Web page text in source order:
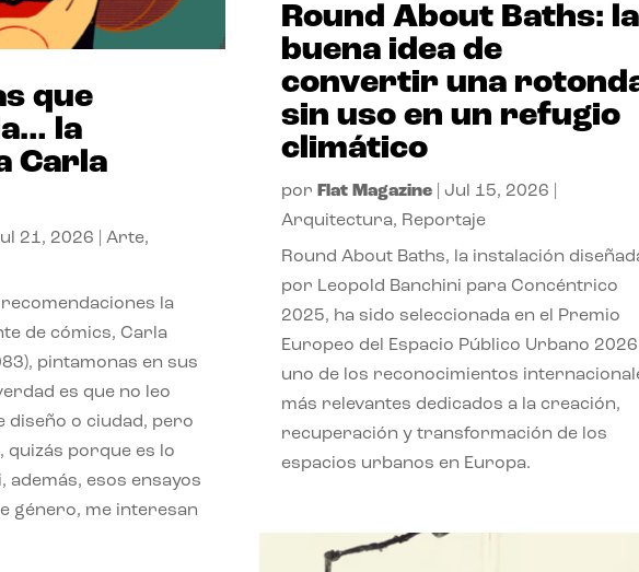
que
la
Carla
21, 2026 |Arte,
la
de cómics, Carla
pintamonas en sus
es que no leo
o ciudad, pero
quizás porque es lo
además, esos ensayos
género, me interesan
Round About Baths: la
buena idea de
convertir una
sin uso en un refugio
climático
por Flat Magazine| Jul 15, 2026
Arquitectura, Reportaje
Round About Baths, la instalación
por Leopold Banchini para Concéntrico
2025, ha sido seleccionada en el Premio
Europeo del Espacio Público Urbano
uno de los reconocimientos
más relevantes dedicados a la creación,
recuperación y transformación de los
espacios urbanos en Europa.